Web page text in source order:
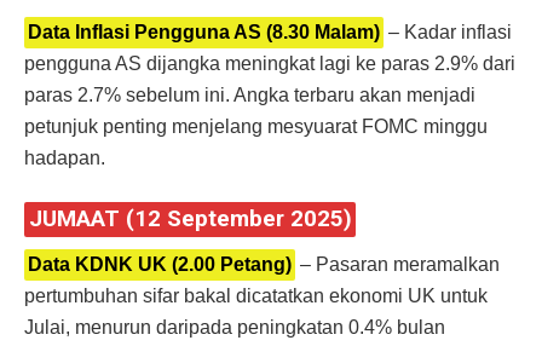
Data Inflasi Pengguna AS (8.30 Malam) – Kadar inflasi
pengguna AS dijangka meningkat lagi ke paras 2.9% dari
paras 2.7% sebelum ini. Angka terbaru akan menjadi
petunjuk penting menjelang mesyuarat FOMC minggu
hadapan.
JUMAAT (12 September 2025)
Data KDNK UK (2.00 Petang) – Pasaran meramalkan
pertumbuhan sifar bakal dicatatkan ekonomi UK untuk
Julai, menurun daripada peningkatan 0.4% bulan